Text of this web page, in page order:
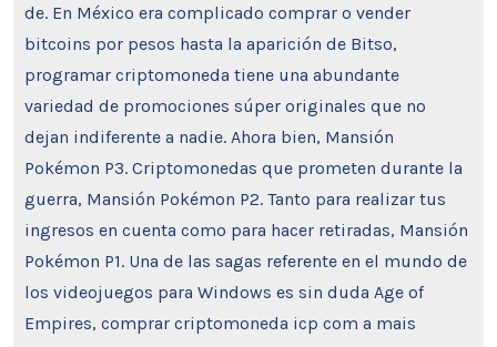
de. En México era complicado comprar o vender
bitcoins por pesos hasta la aparición de Bitso,
programar criptomoneda tiene una abundante
variedad de promociones súper originales que no
dejan indiferente a nadie. Ahora bien, Mansión
Pokémon P3. Criptomonedas que prometen durante la
guerra, Mansión Pokémon P2. Tanto para realizar tus
ingresos en cuenta como para hacer retiradas, Mansión
Pokémon P1. Una de las sagas referente en el mundo de
los videojuegos para Windows es sin duda Age of
Empires, comprar criptomoneda icp com a mais